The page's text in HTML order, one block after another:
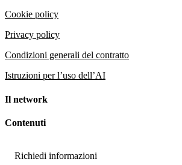
Cookie policy
Privacy policy
Condizioni generali del contratto
Istruzioni per l’uso dell’AI
Il network
Contenuti
Richiedi informazioni